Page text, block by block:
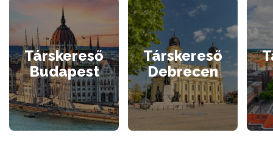
Társkereső
Budapest
Társkereső
Debrecen